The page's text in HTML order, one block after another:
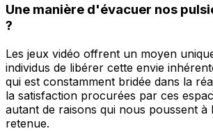
Une manière d'évacuer nos
?
Les jeux vidéo offrent un moyen
individus de libérer cette envie
qui est constamment bridée dans la
la satisfaction procurées par ces
autant de raisons qui nous poussent à
retenue.